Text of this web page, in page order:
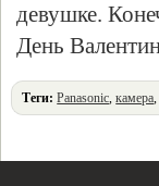
девушке.
День
Теги: Panasonic,камера